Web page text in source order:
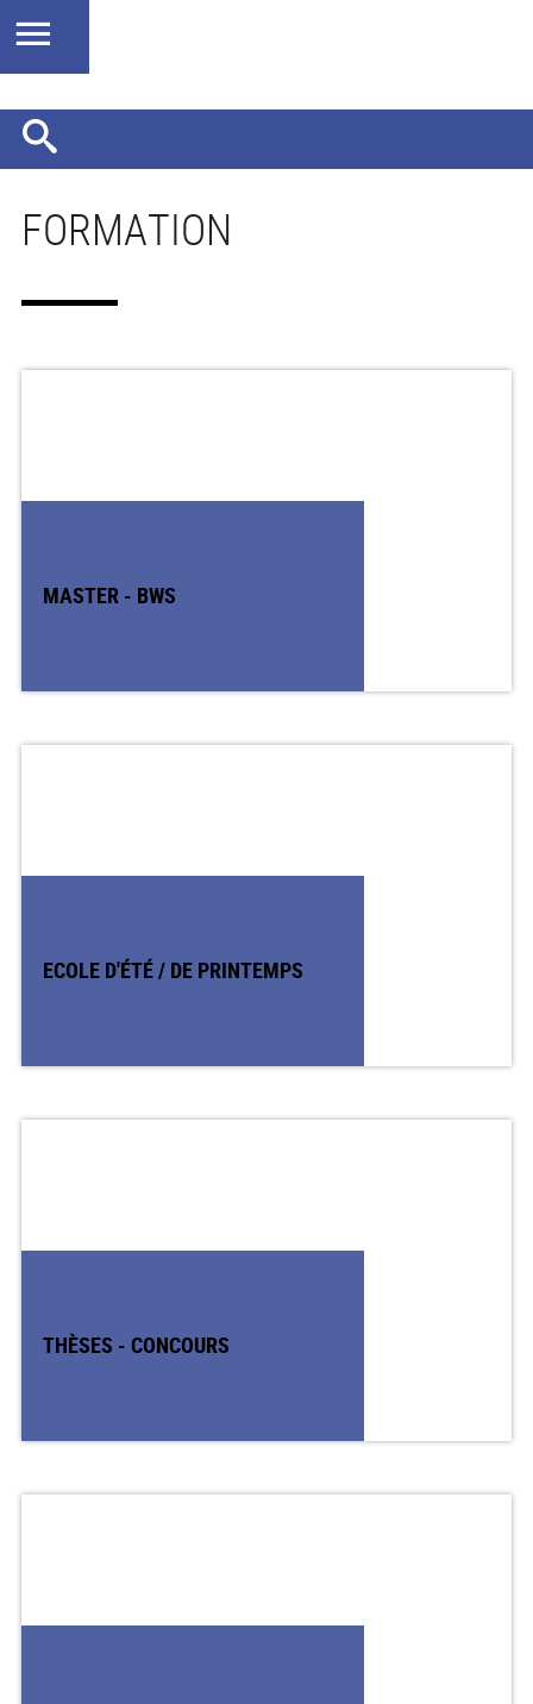
FORMATION
MASTER - BWS
ECOLE D'ÉTÉ / DE PRINTEMPS
THÈSES - CONCOURS